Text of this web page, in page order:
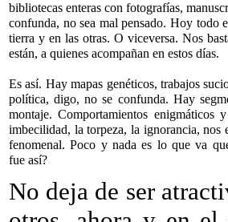
bibliotecas enteras con fotografías,
confunda, no sea mal pensado. Hoy todo
tierra y en las otras. O viceversa. Nos
están, a quienes acompañan en estos días.
Es así. Hay mapas genéticos, trabajos
política, digo, no se confunda. Hay
montaje. Comportamientos enigmáticos
imbecilidad, la torpeza, la ignorancia, nos
fenomenal. Poco y nada es lo que va
fue así?
No deja de ser